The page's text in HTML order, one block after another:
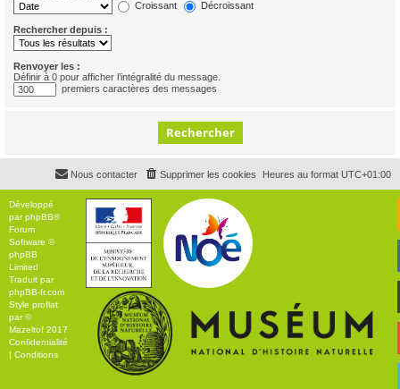
Croissant
Décroissant
Rechercher depuis :
Renvoyer les :
Définir à 0 pour afficher l’intégralité du message.
premiers caractères des messages
Heures au format UTC+01:00
Supprimer les cookies
Nous contacter
Développé
parphpBB®
Forum
Software ©
phpBB
Limited
Traduit par
phpBB-fr.com
Style proflat
par ©
Mazeltof 2017
Confidentialité
Conditions